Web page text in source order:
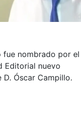
fue nombrado por el
Editorial nuevo
Óscar Campillo.